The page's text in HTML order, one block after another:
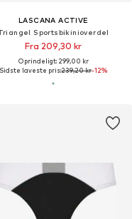
LASCANA ACTIVE
Sportsbikinioverdel
Fra 209,30 kr
Oprindeligt: 299,00 kr
Sidste laveste pris:239,20 kr-12%